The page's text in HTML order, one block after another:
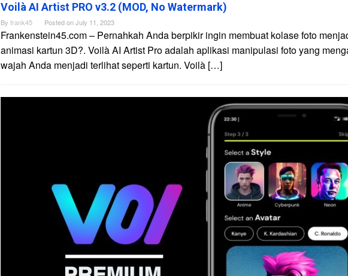
Voilà AI Artist PRO v3.2 (MOD, No Watermark)
By frank45 Posted onJuly 11, 2023
Frankenstein45.com – Pernahkah Anda berpikir ingin membuat kolase foto
animasi kartun 3D?. Voilà AI Artist Pro adalah aplikasi manipulasi foto yang
wajah Anda menjadi terlihat seperti kartun. Voilà […]